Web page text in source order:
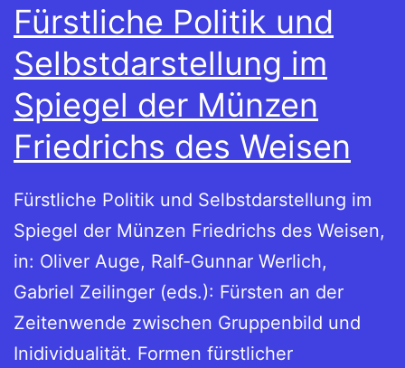
Fürstliche Politik und
Selbstdarstellung im
Spiegel der Münzen
Friedrichs des Weisen
Fürstliche Politik und Selbstdarstellung im
Spiegel der Münzen Friedrichs des Weisen,
in: Oliver Auge, Ralf-Gunnar Werlich,
Gabriel Zeilinger (eds.): Fürsten an der
Zeitenwende zwischen Gruppenbild und
Inidividualität. Formen fürstlicher